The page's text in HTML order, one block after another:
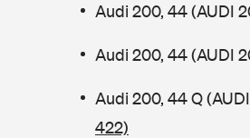
Audi 200, 44 (AUDI
Audi 200, 44 (AUDI
Audi 200, 44 Q
422)